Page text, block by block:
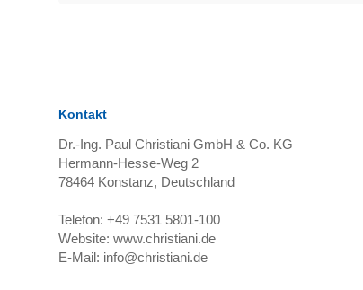
Kontakt
Dr.-Ing. Paul Christiani GmbH & Co. KG
Hermann-Hesse-Weg 2
78464Konstanz, Deutschland
Telefon: +49 7531 5801-100
Website: www.christiani.de
E-Mail: info@christiani.de